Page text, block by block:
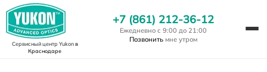
Сервисный центр Yukonв
Краснодаре
+7 (861) 212-36-12
Ежедневно с 9:00 до 21:00
Позвонить мне утром